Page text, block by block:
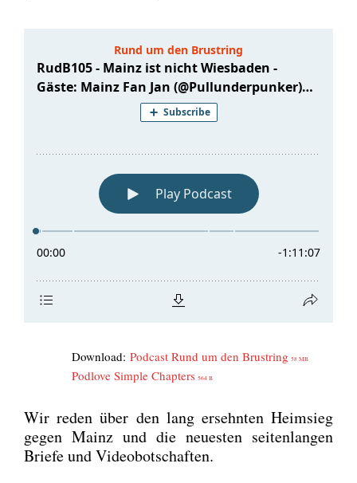
Down­load: Pod­cast Rund um den Brust­ring 58 MB
Pod­l­ove Simp­le Chap­ters 564 B
Wir reden über den lang ersehn­ten Heim­sieg
gegen Mainz und die neu­es­ten sei­ten­lan­gen
Brie­fe und Video­bot­schaf­ten.